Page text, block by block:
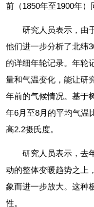
前（1850年至1900年）
研究人员表示，由
他们进一步分析了北纬
的详细年轮记录。年轮
量和气温变化，能让研
年前的气候情况。基于
年6月至8月的平均气温
高2.2摄氏度。
研究人员表示，去
动的整体变暖趋势之上
象而进一步放大。这种
性。